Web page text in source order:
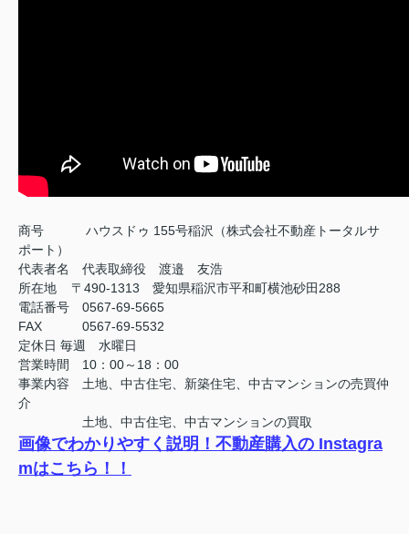
商号
ハウスドゥ 155号稲沢（株式会社不動産トータルサ
ポート）
代表者名 代表取締役 渡邉 友浩
所在地 〒490-1313 愛知県稲沢市平和町横池砂田288
電話番号 0567-69-5665
FAX
0567-69-5532
定休日 毎週 水曜日
営業時間 10：00～18：00
事業内容 土地、中古住宅、新築住宅、中古マンションの売買仲
介
土地、中古住宅、中古マンションの買取
画像でわかりやすく説明！不動産購入の Instagra
mはこちら！！